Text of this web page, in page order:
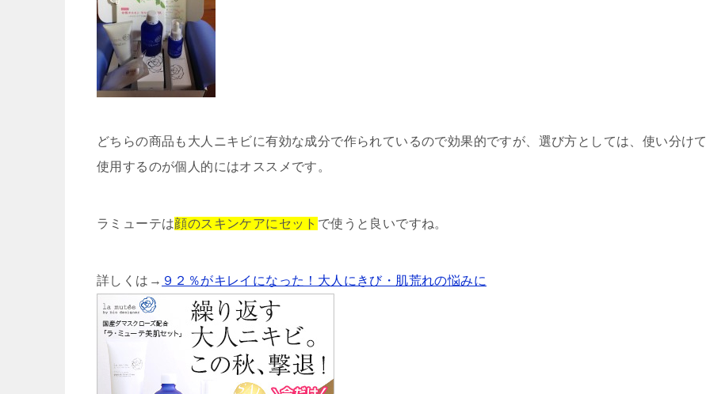
どちらの商品も大人ニキビに有効な成分で作られているので効果的ですが、選び方としては、使い分けて
使用するのが個人的にはオススメです。
ラミューテは顔のスキンケアにセット で使うと良いですね。
詳しくは→ ９２％がキレイになった！大人にきび・肌荒れの悩みに